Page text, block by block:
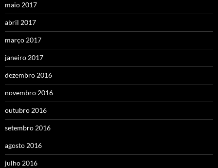
maio 2017
abril 2017
março 2017
janeiro 2017
dezembro 2016
novembro 2016
outubro 2016
setembro 2016
agosto 2016
julho 2016